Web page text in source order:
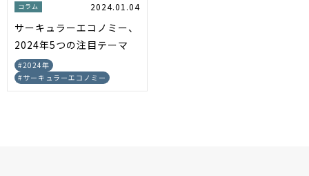
コラム 2024.01.04
サーキュラーエコノミー、
2024年5つの注目テーマ
#2024年
#サーキュラーエコノミー